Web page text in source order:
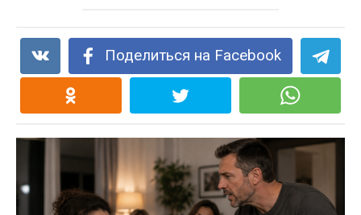
Поделиться на Facebook